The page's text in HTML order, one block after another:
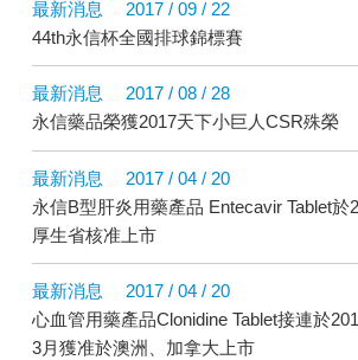
最新消息
2017 / 09 / 22
44th永信杯全國排球錦標賽
最新消息
2017 / 08 / 28
永信藥品榮獲2017天下小巨人CSR殊榮
最新消息
2017 / 04 / 20
永信B型肝炎用藥產品 Entecavir Tablet於
厚生省核准上市
最新消息
2017 / 04 / 20
心血管用藥產品Clonidine Tablet接連於
3月獲准於澳洲、加拿大上市